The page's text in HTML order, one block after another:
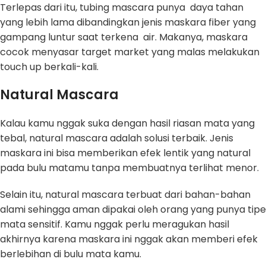
Terlepas dari itu, tubing mascara punya daya tahan
yang lebih lama dibandingkan jenis maskara fiber yang
gampang luntur saat terkena air. Makanya, maskara
cocok menyasar target market yang malas melakukan
touch up berkali-kali.
Natural Mascara
Kalau kamu nggak suka dengan hasil riasan mata yang
tebal, natural mascara adalah solusi terbaik. Jenis
maskara ini bisa memberikan efek lentik yang natural
pada bulu matamu tanpa membuatnya terlihat menor.
Selain itu, natural mascara terbuat dari bahan-bahan
alami sehingga aman dipakai oleh orang yang punya tipe
mata sensitif. Kamu nggak perlu meragukan hasil
akhirnya karena maskara ini nggak akan memberi efek
berlebihan di bulu mata kamu.